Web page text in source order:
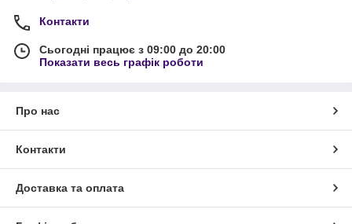
Контакти
Сьогодні працює з 09:00 до 20:00
Показати весь графік роботи
Про нас
Контакти
Доставка та оплата